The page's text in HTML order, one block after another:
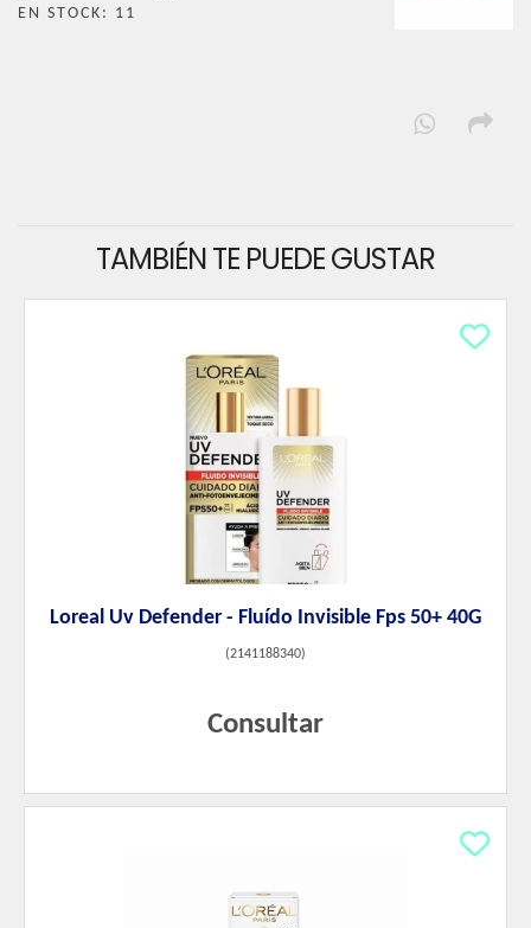
EN STOCK: 11
TAMBIÉN TE PUEDE GUSTAR
Loreal Uv Defender - Fluído Invisible Fps 50+ 40G
(2141188340)
Consultar